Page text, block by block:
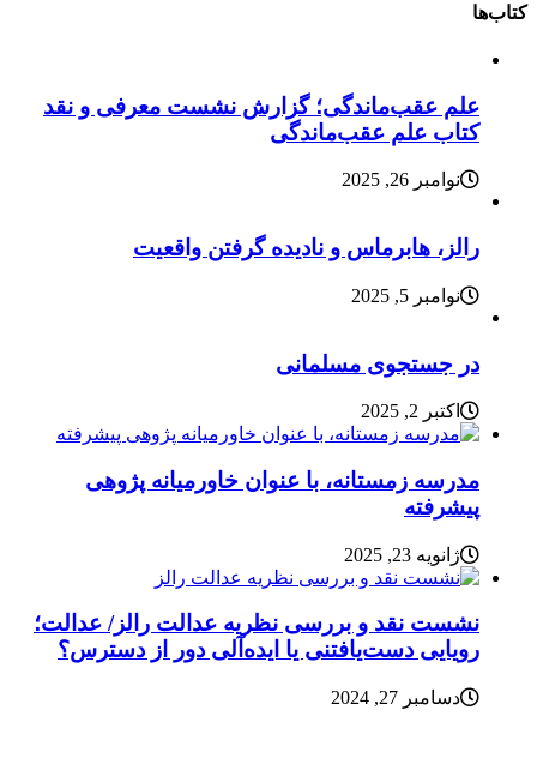
کتاب‌ها
علم عقب‌ماندگی؛ گزارش نشست معرفی و نقد
کتاب علم عقب‌ماندگی
نوامبر 26, 2025
رالز، هابرماس و نادیده گرفتن واقعیت
نوامبر 5, 2025
در جستجوی مسلمانی
اکتبر 2, 2025
مدرسه زمستانه، با عنوان خاورمیانه پژوهی
پیشرفته
ژانویه 23, 2025
نشست نقد و بررسی نظریه عدالت رالز/ عدالت؛
رویایی دست‌یافتنی یا ایده‌آلی دور از دسترس؟
دسامبر 27, 2024